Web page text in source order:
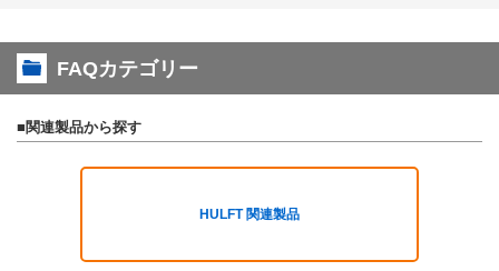
FAQカテゴリー
■関連製品から探す
HULFT 関連製品